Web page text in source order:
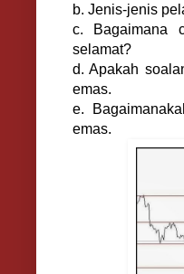
b. Jenis-jenis
c. Bagaimana
selamat?
d. Apakah
emas.
e.
emas.